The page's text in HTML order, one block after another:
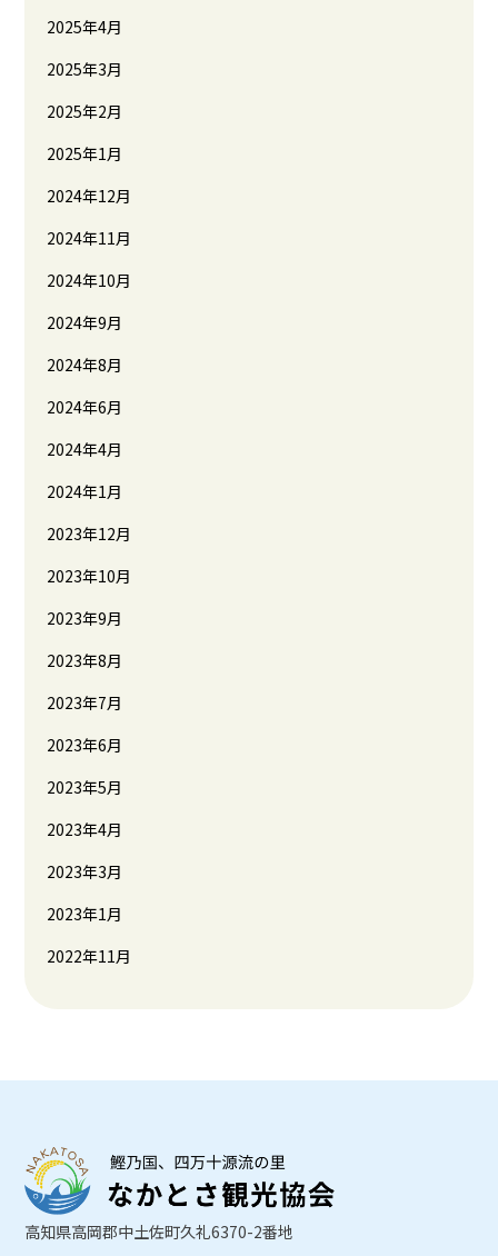
2025年4月
2025年3月
2025年2月
2025年1月
2024年12月
2024年11月
2024年10月
2024年9月
2024年8月
2024年6月
2024年4月
2024年1月
2023年12月
2023年10月
2023年9月
2023年8月
2023年7月
2023年6月
2023年5月
2023年4月
2023年3月
2023年1月
2022年11月
高知県高岡郡中土佐町久礼6370-2番地